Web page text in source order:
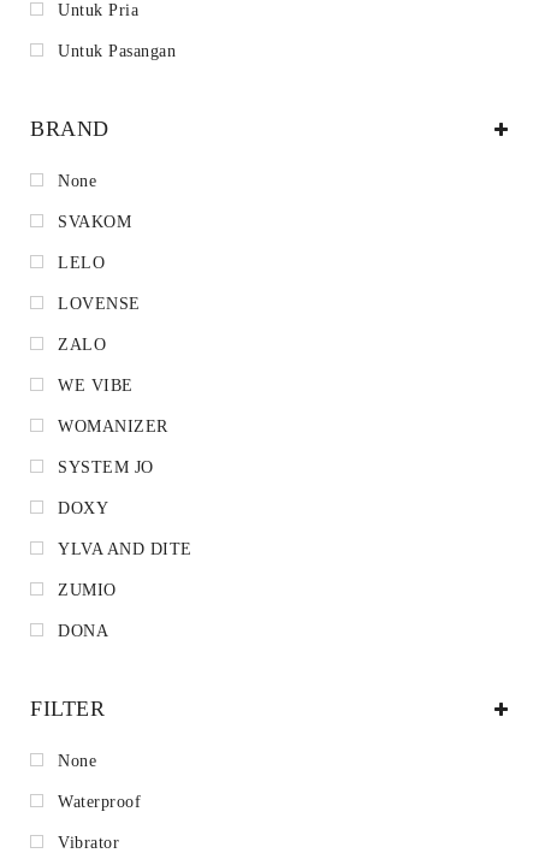
Untuk Pria
Untuk Pasangan
BRAND
None
SVAKOM
LELO
LOVENSE
ZALO
WE VIBE
WOMANIZER
SYSTEM JO
DOXY
YLVA AND DITE
ZUMIO
DONA
FILTER
None
Waterproof
Vibrator